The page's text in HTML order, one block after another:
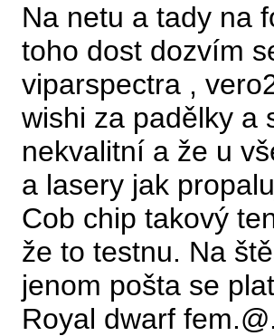
Na netu a tady na
toho dost dozvím
viparspectra ,
wishi za padělky a
nekvalitní a že u
a lasery jak
Cob chip takový
že to testnu. Na
jenom pošta se
Royal dwarf fem.@.